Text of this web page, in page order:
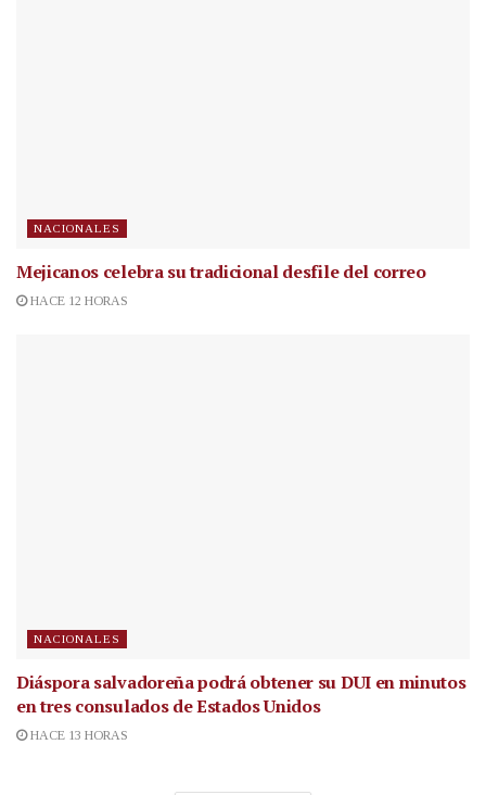
NACIONALES
Mejicanos celebra su tradicional desfile del correo
HACE 12 HORAS
NACIONALES
Diáspora salvadoreña podrá obtener su DUI en minutos
en tres consulados de Estados Unidos
HACE 13 HORAS